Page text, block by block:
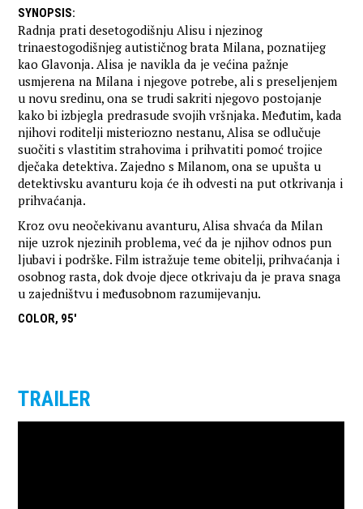
SYNOPSIS:
Radnja prati desetogodišnju Alisu i njezinog
trinaestogodišnjeg autističnog brata Milana, poznatijeg
kao Glavonja. Alisa je navikla da je većina pažnje
usmjerena na Milana i njegove potrebe, ali s preseljenjem
u novu sredinu, ona se trudi sakriti njegovo postojanje
kako bi izbjegla predrasude svojih vršnjaka. Međutim, kada
njihovi roditelji misteriozno nestanu, Alisa se odlučuje
suočiti s vlastitim strahovima i prihvatiti pomoć trojice
dječaka detektiva. Zajedno s Milanom, ona se upušta u
detektivsku avanturu koja će ih odvesti na put otkrivanja i
prihvaćanja.
Kroz ovu neočekivanu avanturu, Alisa shvaća da Milan
nije uzrok njezinih problema, već da je njihov odnos pun
ljubavi i podrške. Film istražuje teme obitelji, prihvaćanja i
osobnog rasta, dok dvoje djece otkrivaju da je prava snaga
u zajedništvu i međusobnom razumijevanju.
COLOR, 95'
TRAILER